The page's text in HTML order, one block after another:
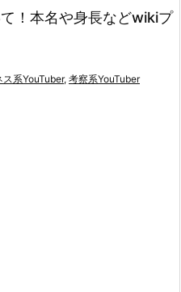
！本名や身長などwikiプ
ス系YouTuber, 考察系YouTuber